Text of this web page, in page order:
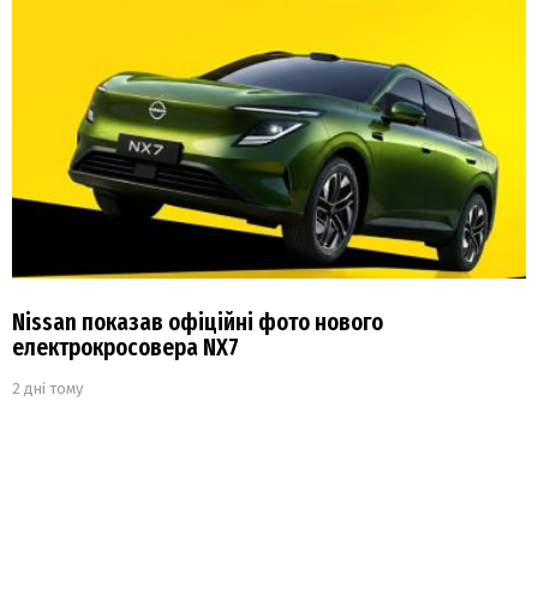
Nissan показав офіційні фото нового
електрокросовера NX7
2 дні тому